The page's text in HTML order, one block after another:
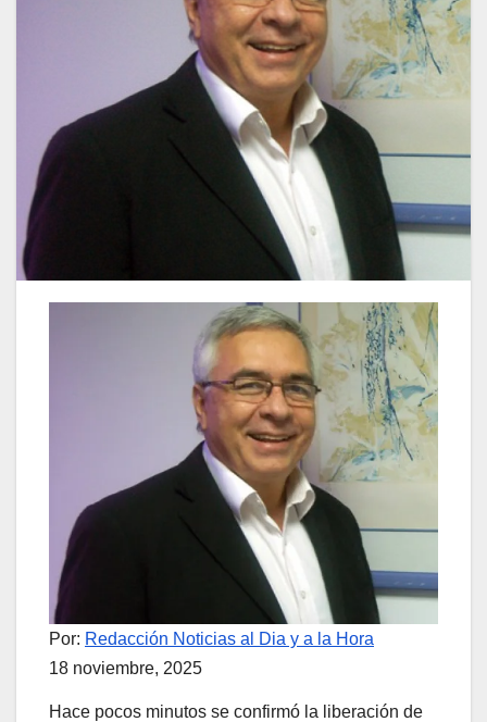
Por: Redacción Noticias al Dia y a la Hora
18 noviembre, 2025
Hace pocos minutos se confirmó la liberación de